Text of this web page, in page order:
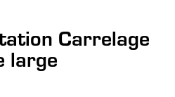
Carrelage
large